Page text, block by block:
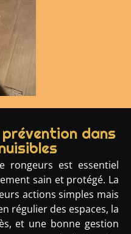
prévention dans
rongeurs est essentiel
sain et protégé. La
actions simples mais
régulier des espaces, la
et une bonne gestion